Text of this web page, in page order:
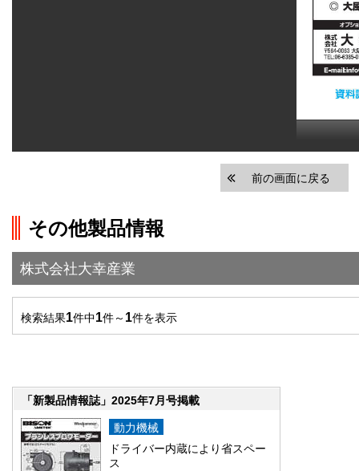
前の画面に戻る
その他製品情報
株式会社大幸産業
検索結果1件中1件～ 1件を表示
「新製品情報誌」2025年7月号掲載
動力機械
ドライバー内蔵により省スペー
ス